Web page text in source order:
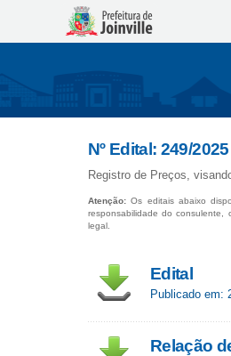
Nº Edital: 249/2025
Registro de Preços,
Atenção: Os editais abaixo
responsabilidade do consulente,
legal.
Edital
Publicado em:
Relação